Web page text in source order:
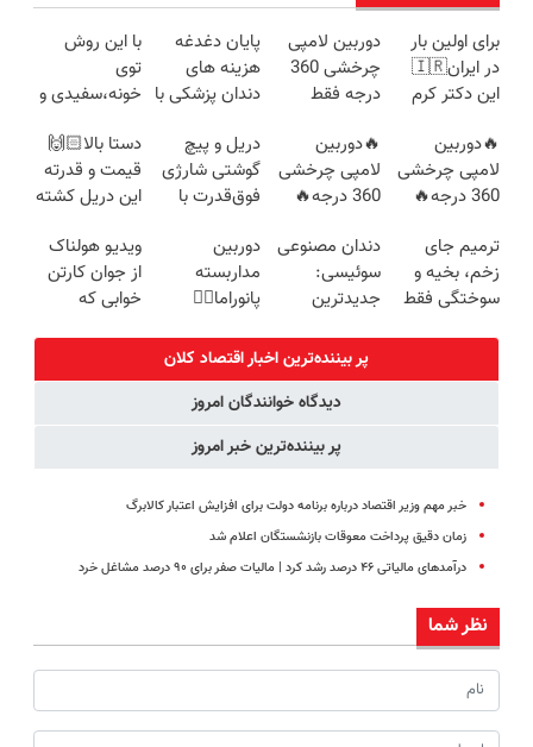
برای اولین بار
در ایران🇮🇷
این دکتر کرم
روزه ساخت!
دوربین لامپی
چرخشی 360
درجه فقط
🔥 پرداخت
درب منزل
پایان دغدغه
هزینه های
دندان پزشکی با
کننده خانگی
با این روش
توی
خونه،سفیدی و
برگردون
(40%off)
🔥دوربین
لامپی چرخشی
360 درجه🔥
منزل + گارانتی
تعویض
🔥دوربین
لامپی چرخشی
360 درجه🔥
حرکتی
دریل و پیچ
گوشتی شارژی
فوق‌قدرت با
(همراه با
متعلقات)
دستا بالا🙌🏻
قیمت و قدرته
این دریل کشته
ترمیم جای
زخم، بخیه و
سوختگی فقط
دندان مصنوعی
سوئیسی:
جدیدترین
سبک و مقاوم |
پرداخت قسطی
دوربین
مداربسته
پانوراما👈🏻
360°و سازگار با
اندروید و ios
ویدیو هولناک
از جوان کارتن
خوابی که
پر بیننده‌ترین اخبار اقتصاد كلان
دیدگاه خوانندگان امروز
پر بیننده‌ترین خبر امروز
خبر مهم وزیر اقتصاد درباره برنامه دولت برای افزایش اعتبار کالابرگ
زمان دقیق پرداخت معوقات بازنشستگان اعلام شد
درآمدهای مالیاتی ۴۶ درصد رشد کرد | مالیات صفر برای ۹۰ درصد مشاغل خرد
نظر شما